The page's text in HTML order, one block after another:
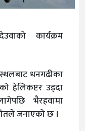
कार्यक्रम
धनगढीका
हेलिकप्टर उड्दा
भैरहवामा
जनाएको छ ।